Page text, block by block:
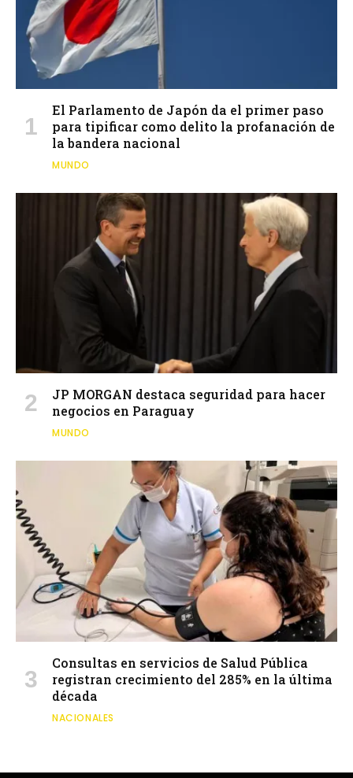
El Parlamento de Japón da el primer paso
para tipificar como delito la profanación de
la bandera nacional
MUNDO
JP MORGAN destaca seguridad para hacer
negocios en Paraguay
MUNDO
Consultas en servicios de Salud Pública
registran crecimiento del 285% en la última
década
NACIONALES